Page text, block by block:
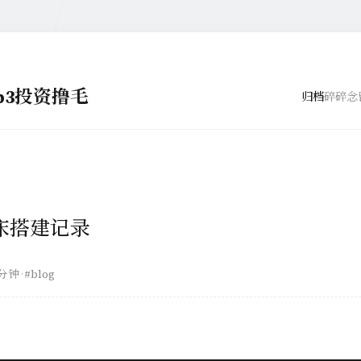
投资撸毛 归档碎碎念
搭建记录
钟 ·#blog